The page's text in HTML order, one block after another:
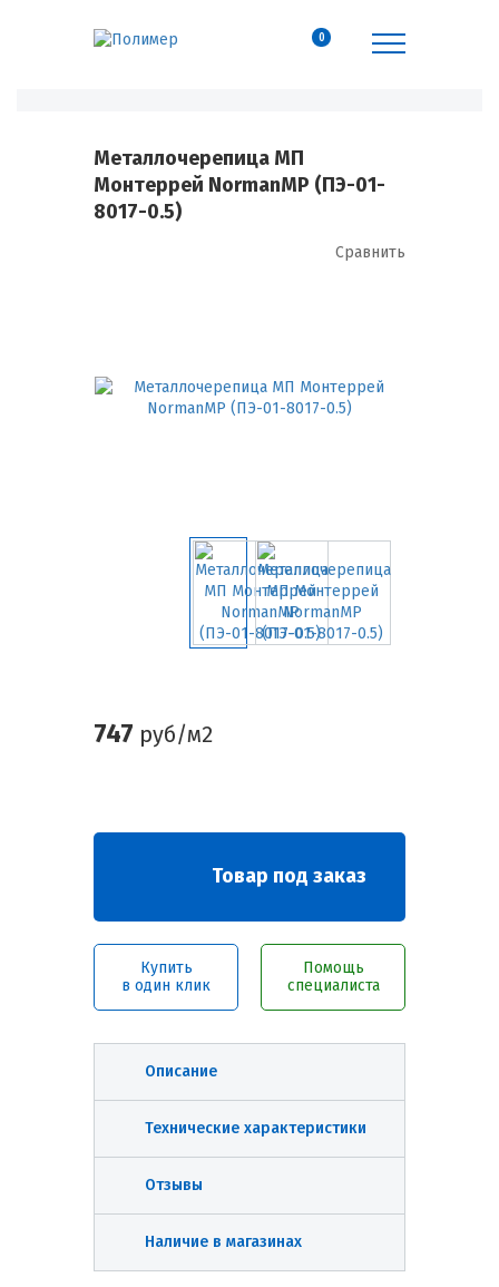
0
Металлочерепица МП
Монтеррей NormanMP (ПЭ-01-
8017-0.5)
Сравнить
747 руб/м2
Товар под заказ
Купить
в один клик
Помощь
специалиста
Описание
Технические характеристики
Отзывы
Наличие в магазинах